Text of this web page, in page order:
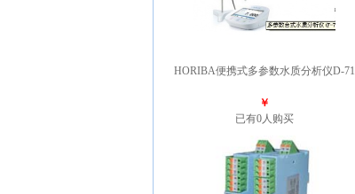
HORIBA便携式多参数水质分析仪D-71
￥
已有0人购买